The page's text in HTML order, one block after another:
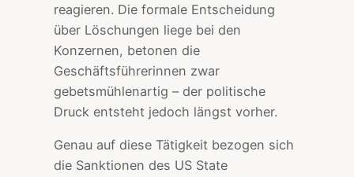
reagieren. Die formale Entscheidung
über Löschungen liege bei den
Konzernen, betonen die
Geschäftsführerinnen zwar
gebetsmühlenartig – der politische
Druck entsteht jedoch längst vorher.
Genau auf diese Tätigkeit bezogen sich
die Sanktionen des US State